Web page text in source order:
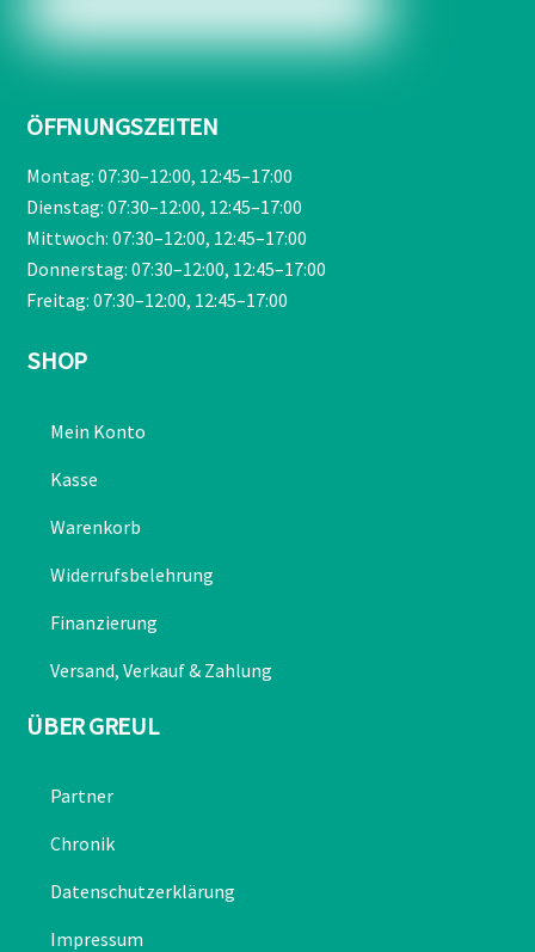
ÖFFNUNGSZEITEN
Montag: 07:30–12:00, 12:45–17:00
Dienstag: 07:30–12:00, 12:45–17:00
Mittwoch: 07:30–12:00, 12:45–17:00
Donnerstag: 07:30–12:00, 12:45–17:00
Freitag: 07:30–12:00, 12:45–17:00
SHOP
Mein Konto
Kasse
Warenkorb
Widerrufsbelehrung
Finanzierung
Versand, Verkauf & Zahlung
ÜBER GREUL
Partner
Chronik
Datenschutzerklärung
Impressum